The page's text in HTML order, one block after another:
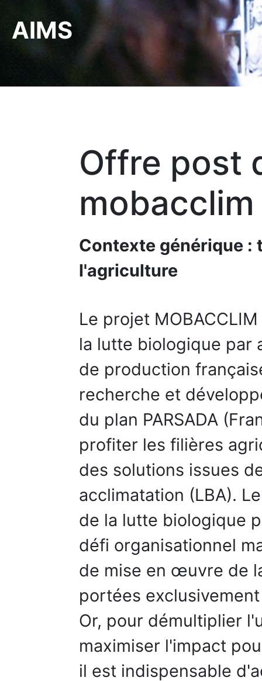
AIMS
Offre post
Contexte générique :
l'agriculture
Le projet
la lutte biologique par
de production
recherche et
du plan PARSADA
profiter les filières
des solutions issues
acclimatation (LBA).
de la lutte biologique
défi organisationnel
de mise en œuvre de
portées
Or, pour démultiplier
maximiser l'impact
il est indispensable